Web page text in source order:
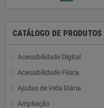
CATÁLOGO DE PRODUTOS
Acessibilidade Digital
Acessibilidade Física
Ajudas de Vida Diária
Ampliação